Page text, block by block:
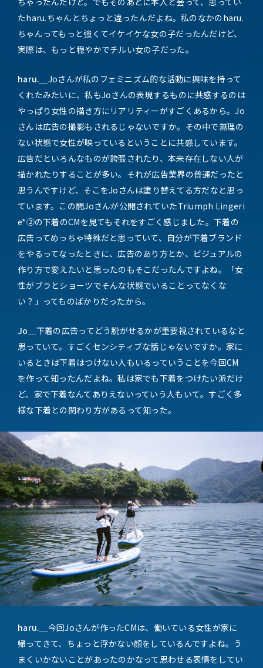
たharu.ちゃんとちょっと違ったんだよね。私のなかのharu.
ちゃんってもっと強くてイケイケな女の子だったんだけど、
実際は、もっと穏やかでチルい女の子だった。
haru.＿ Joさんが私のフェミニズム的な活動に興味を持って
くれたみたいに、私もJoさんの表現するものに共感するのは
やっぱり女性の描き方にリアリティーがすごくあるから。Jo
さんは広告の撮影もされるじゃないですか。その中で無理の
ない状態で女性が映っているということに共感しています。
広告だといろんなものが誇張されたり、本来存在しない人が
描かれたりすることが多い。それが広告業界の普通だったと
思うんですけど、そこをJoさんは塗り替えてる方だなと思っ
ています。この間Joさんが公開されていたTriumph Lingeri
e*②の下着のCMを見てもそれをすごく感じました。下着の
広告ってめっちゃ特殊だと思っていて、自分が下着ブランド
をやるってなったときに、広告のあり方とか、ビジュアルの
作り方で変えたいと思ったのもそこだったんですよね。「女
性がブラとショーツでそんな状態でいることってなくな
い？」ってものばかりだったから。
Jo＿ 下着の広告ってどう脱がせるかが重要視されているなと
思っていて。すごくセンシティブな話じゃないですか。家に
いるときは下着はつけない人もいるっていうことを今回CM
を作って知ったんだよね。私は家でも下着をつけたい派だけ
ど、家で下着なんてありえないっていう人もいて。すごく多
様な下着との関わり方があるって知った。
haru.＿ 今回Joさんが作ったCMは、働いている女性が家に
帰ってきて、ちょっと浮かない顔をしているんですよね。う
まくいかないことがあったのかなって思わせる表情をしてい